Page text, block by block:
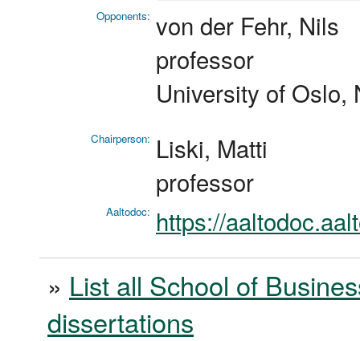
Opponents: von der Fehr, Nils
professor
University of Oslo,
Chairperson: Liski, Matti
professor
Aaltodoc: https://
» List all School of
dissertations